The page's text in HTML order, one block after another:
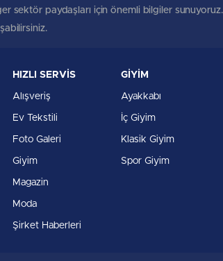
sektör paydaşları için önemli bilgiler
HIZLI SERVİS
Alışveriş
Ev Tekstili
Foto Galeri
Giyim
Magazin
Moda
Şirket Haberleri
GİYİM
Ayakkabı
İç Giyim
Klasik Giyim
Spor Giyim